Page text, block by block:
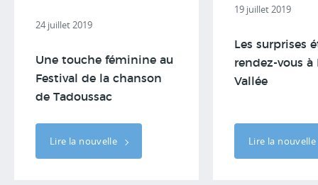
24 juillet 2019
Une touche féminine au
Festival de la chanson
de Tadoussac
Lire la nouvelle
19 juillet 2019
Les surprises
rendez-vous à
Vallée
Lire la nouvelle